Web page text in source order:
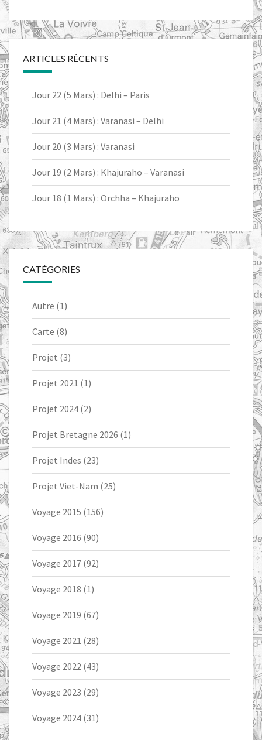
ARTICLES RÉCENTS
Jour 22 (5 Mars) : Delhi – Paris
Jour 21 (4 Mars) : Varanasi – Delhi
Jour 20 (3 Mars) : Varanasi
Jour 19 (2 Mars) : Khajuraho – Varanasi
Jour 18 (1 Mars) : Orchha – Khajuraho
CATÉGORIES
Autre (1)
Carte (8)
Projet (3)
Projet 2021 (1)
Projet 2024 (2)
Projet Bretagne 2026 (1)
Projet Indes (23)
Projet Viet-Nam (25)
Voyage 2015 (156)
Voyage 2016 (90)
Voyage 2017 (92)
Voyage 2018 (1)
Voyage 2019 (67)
Voyage 2021 (28)
Voyage 2022 (43)
Voyage 2023 (29)
Voyage 2024 (31)